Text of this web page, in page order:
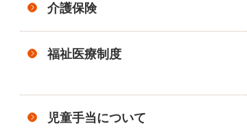
介護保険
福祉医療制度
児童手当について